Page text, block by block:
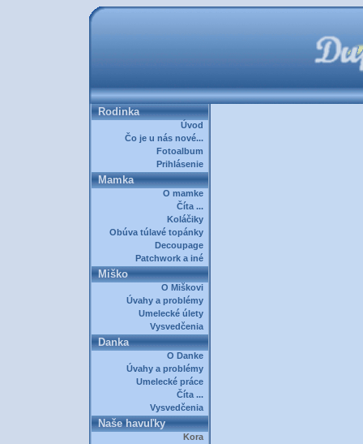
Rodinka
Úvod
Čo je u nás nové...
Fotoalbum
Prihlásenie
Mamka
O mamke
Číta ...
Koláčiky
Obúva túlavé topánky
Decoupage
Patchwork a iné
Miško
O Miškovi
Úvahy a problémy
Umelecké úlety
Vysvedčenia
Danka
O Danke
Úvahy a problémy
Umelecké práce
Číta ...
Vysvedčenia
Naše havuľky
Kora